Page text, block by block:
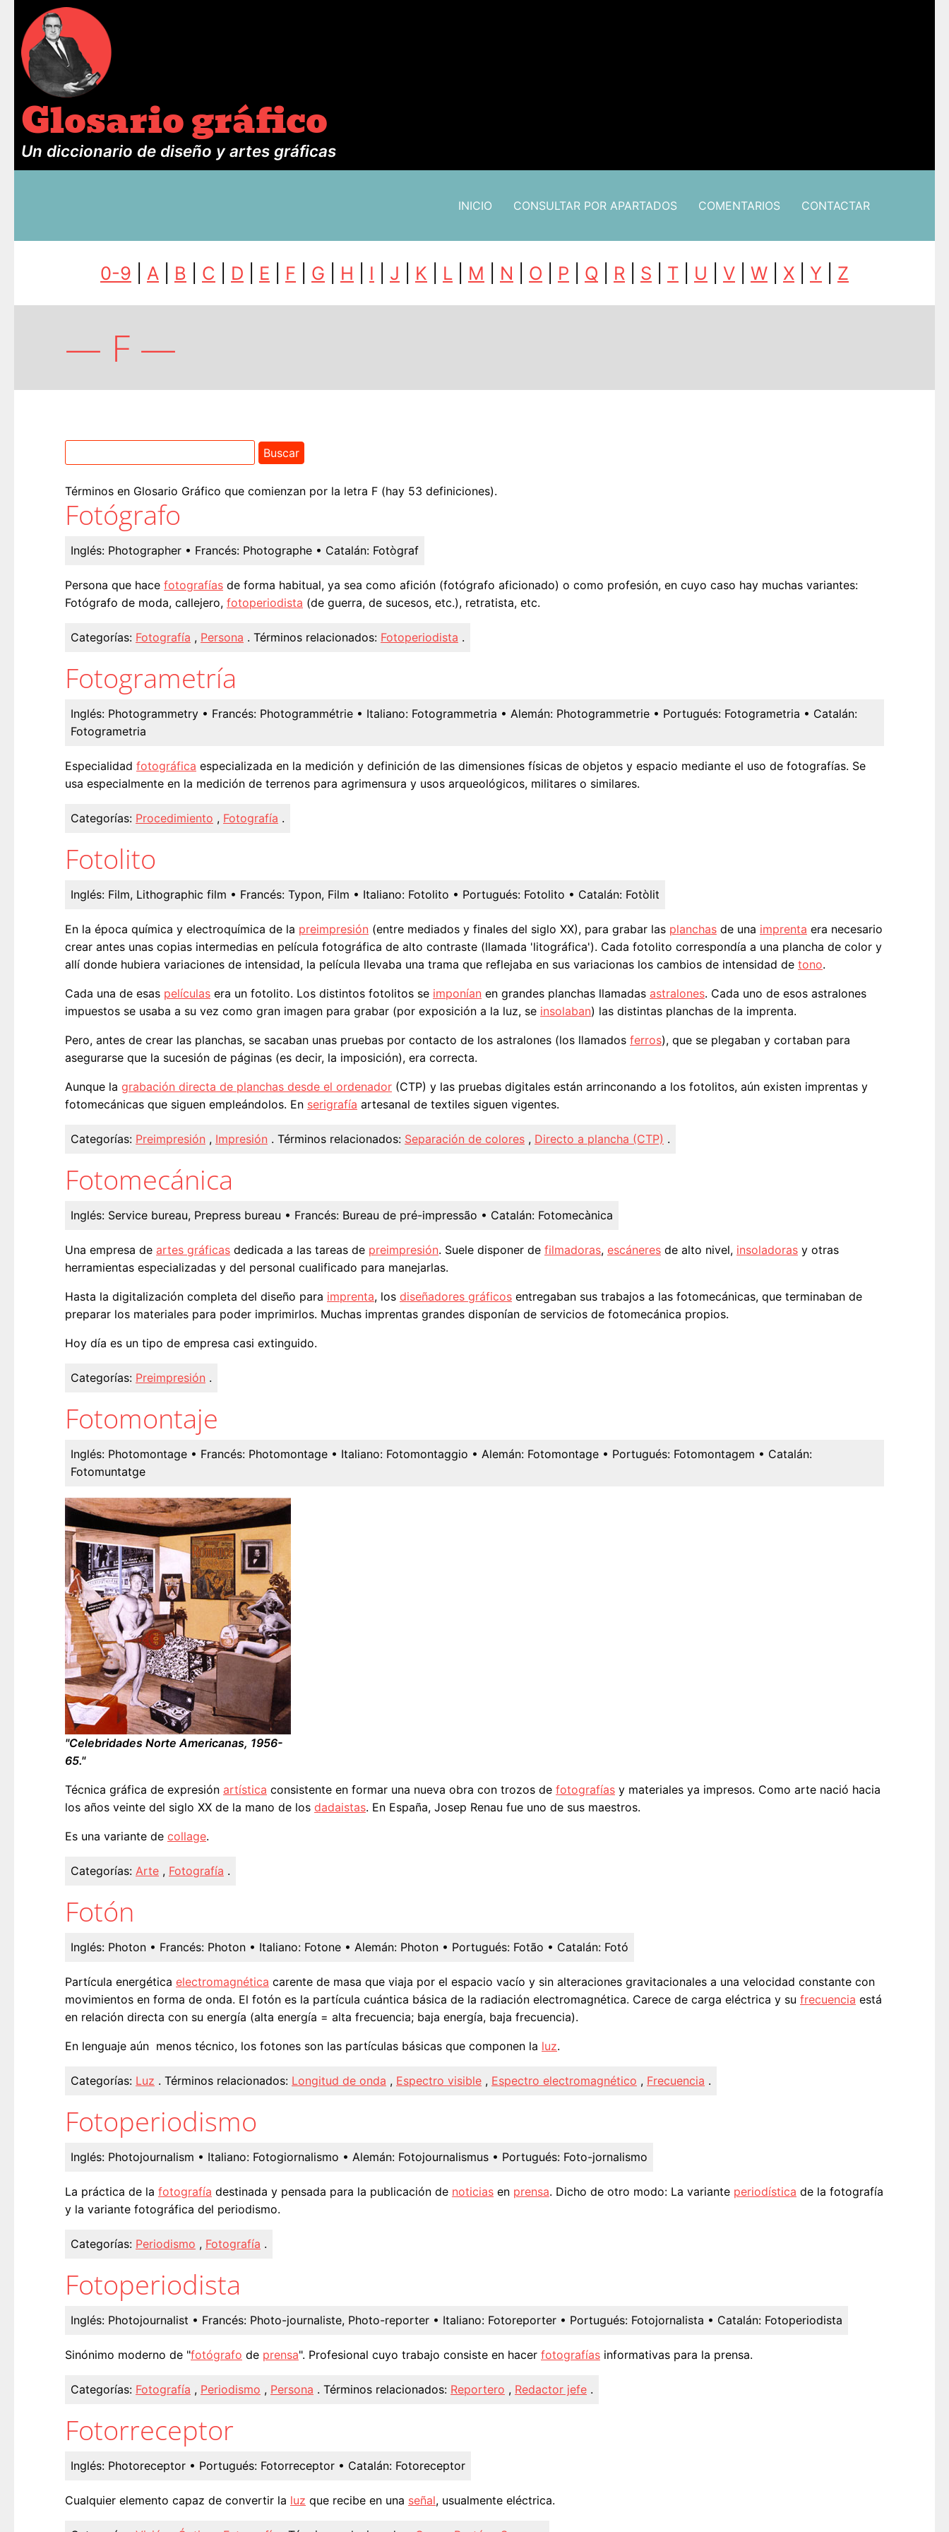
Glosario gráfico
Un diccionario de diseño y artes gráficas
INICIO CONSULTAR POR APARTADOS COMENTARIOS CONTACTAR
0-9 A B C D E F G H I J K L M N O P Q R S T U V W X Y Z
— F —
Términos en Glosario Gráfico que comienzan por la letra F (hay 53 definiciones).
Fotógrafo
Inglés: Photographer • Francés: Photographe • Catalán: Fotògraf
Persona que hace fotografías de forma habitual, ya sea como afición (fotógrafo aficionado) o como profesión, en cuyo caso hay muchas variantes:
Fotógrafo de moda, callejero, fotoperiodista (de guerra, de sucesos, etc.), retratista, etc.
Categorías: Fotografía , Persona . Términos relacionados: Fotoperiodista .
Fotogrametría
Inglés: Photogrammetry • Francés: Photogrammétrie • Italiano: Fotogrammetria • Alemán: Photogrammetrie • Portugués: Fotogrametria • Catalán:
Fotogrametria
Especialidad fotográfica especializada en la medición y definición de las dimensiones físicas de objetos y espacio mediante el uso de fotografías. Se
usa especialmente en la medición de terrenos para agrimensura y usos arqueológicos, militares o similares.
Categorías: Procedimiento , Fotografía .
Fotolito
Inglés: Film, Lithographic film • Francés: Typon, Film • Italiano: Fotolito • Portugués: Fotolito • Catalán: Fotòlit
En la época química y electroquímica de la preimpresión (entre mediados y finales del siglo XX), para grabar las planchas de una imprenta era necesario
crear antes unas copias intermedias en película fotográfica de alto contraste (llamada 'litográfica'). Cada fotolito correspondía a una plancha de color y
allí donde hubiera variaciones de intensidad, la película llevaba una trama que reflejaba en sus variacionas los cambios de intensidad de tono.
Cada una de esas películas era un fotolito. Los distintos fotolitos se imponían en grandes planchas llamadas astralones. Cada uno de esos astralones
impuestos se usaba a su vez como gran imagen para grabar (por exposición a la luz, se insolaban) las distintas planchas de la imprenta.
Pero, antes de crear las planchas, se sacaban unas pruebas por contacto de los astralones (los llamados ferros), que se plegaban y cortaban para
asegurarse que la sucesión de páginas (es decir, la imposición), era correcta.
Aunque la grabación directa de planchas desde el ordenador (CTP) y las pruebas digitales están arrinconando a los fotolitos, aún existen imprentas y
fotomecánicas que siguen empleándolos. En serigrafía artesanal de textiles siguen vigentes.
Categorías: Preimpresión , Impresión . Términos relacionados: Separación de colores , Directo a plancha (CTP) .
Fotomecánica
Inglés: Service bureau, Prepress bureau • Francés: Bureau de pré-impressão • Catalán: Fotomecànica
Una empresa de artes gráficas dedicada a las tareas de preimpresión. Suele disponer de filmadoras, escáneres de alto nivel, insoladoras y otras
herramientas especializadas y del personal cualificado para manejarlas.
Hasta la digitalización completa del diseño para imprenta, los diseñadores gráficos entregaban sus trabajos a las fotomecánicas, que terminaban de
preparar los materiales para poder imprimirlos. Muchas imprentas grandes disponían de servicios de fotomecánica propios.
Hoy día es un tipo de empresa casi extinguido.
Categorías: Preimpresión .
Fotomontaje
Inglés: Photomontage • Francés: Photomontage • Italiano: Fotomontaggio • Alemán: Fotomontage • Portugués: Fotomontagem • Catalán:
Fotomuntatge
"Celebridades Norte Americanas, 1956-
65."
Técnica gráfica de expresión artística consistente en formar una nueva obra con trozos de fotografías y materiales ya impresos. Como arte nació hacia
los años veinte del siglo XX de la mano de los dadaistas. En España, Josep Renau fue uno de sus maestros.
Es una variante de collage.
Categorías: Arte , Fotografía .
Fotón
Inglés: Photon • Francés: Photon • Italiano: Fotone • Alemán: Photon • Portugués: Fotão • Catalán: Fotó
Partícula energética electromagnética carente de masa que viaja por el espacio vacío y sin alteraciones gravitacionales a una velocidad constante con
movimientos en forma de onda. El fotón es la partícula cuántica básica de la radiación electromagnética. Carece de carga eléctrica y su frecuencia está
en relación directa con su energía (alta energía = alta frecuencia; baja energía, baja frecuencia).
En lenguaje aún menos técnico, los fotones son las partículas básicas que componen la luz.
Categorías: Luz . Términos relacionados: Longitud de onda , Espectro visible , Espectro electromagnético , Frecuencia .
Fotoperiodismo
Inglés: Photojournalism • Italiano: Fotogiornalismo • Alemán: Fotojournalismus • Portugués: Foto-jornalismo
La práctica de la fotografía destinada y pensada para la publicación de noticias en prensa. Dicho de otro modo: La variante periodística de la fotografía
y la variante fotográfica del periodismo.
Categorías: Periodismo , Fotografía .
Fotoperiodista
Inglés: Photojournalist • Francés: Photo-journaliste, Photo-reporter • Italiano: Fotoreporter • Portugués: Fotojornalista • Catalán: Fotoperiodista
Sinónimo moderno de "fotógrafo de prensa". Profesional cuyo trabajo consiste en hacer fotografías informativas para la prensa.
Categorías: Fotografía , Periodismo , Persona . Términos relacionados: Reportero , Redactor jefe .
Fotorreceptor
Inglés: Photoreceptor • Portugués: Fotorreceptor • Catalán: Fotoreceptor
Cualquier elemento capaz de convertir la luz que recibe en una señal, usualmente eléctrica.